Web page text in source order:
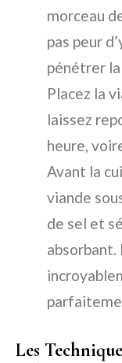
morceau
pas peur
pénétrer
Placez la
laissez
heure,
Avant la
viande
de sel et
absorbant.
Les